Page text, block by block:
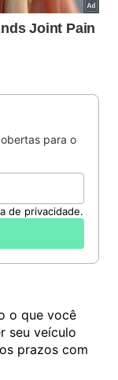
para o
de privacidade.
o que você
seu veículo
prazos com